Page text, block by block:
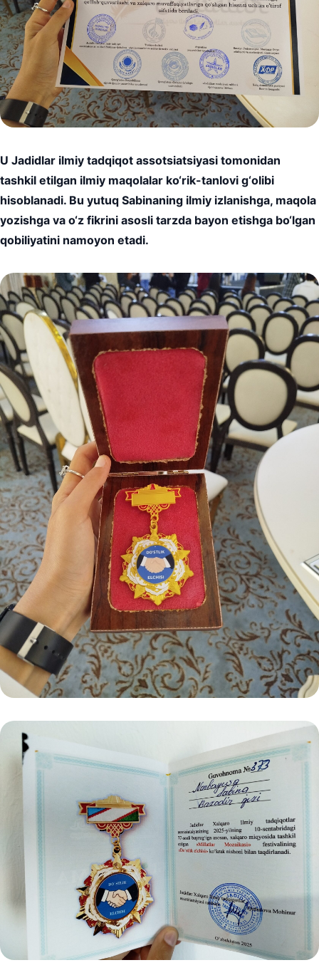
U Jadidlar ilmiy tadqiqot assotsiatsiyasi tomonidan
tashkil etilgan ilmiy maqolalar ko‘rik-tanlovi g‘olibi
hisoblanadi. Bu yutuq Sabinaning ilmiy izlanishga, maqola
yozishga va o‘z fikrini asosli tarzda bayon etishga bo‘lgan
qobiliyatini namoyon etadi.